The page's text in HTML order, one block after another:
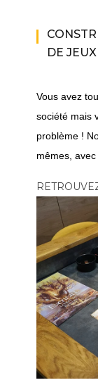
DE
Vous avez
société mais
problème !
mêmes,